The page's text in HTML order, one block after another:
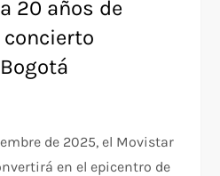
20 años de
de 2025, el Movistar
en el epicentro de